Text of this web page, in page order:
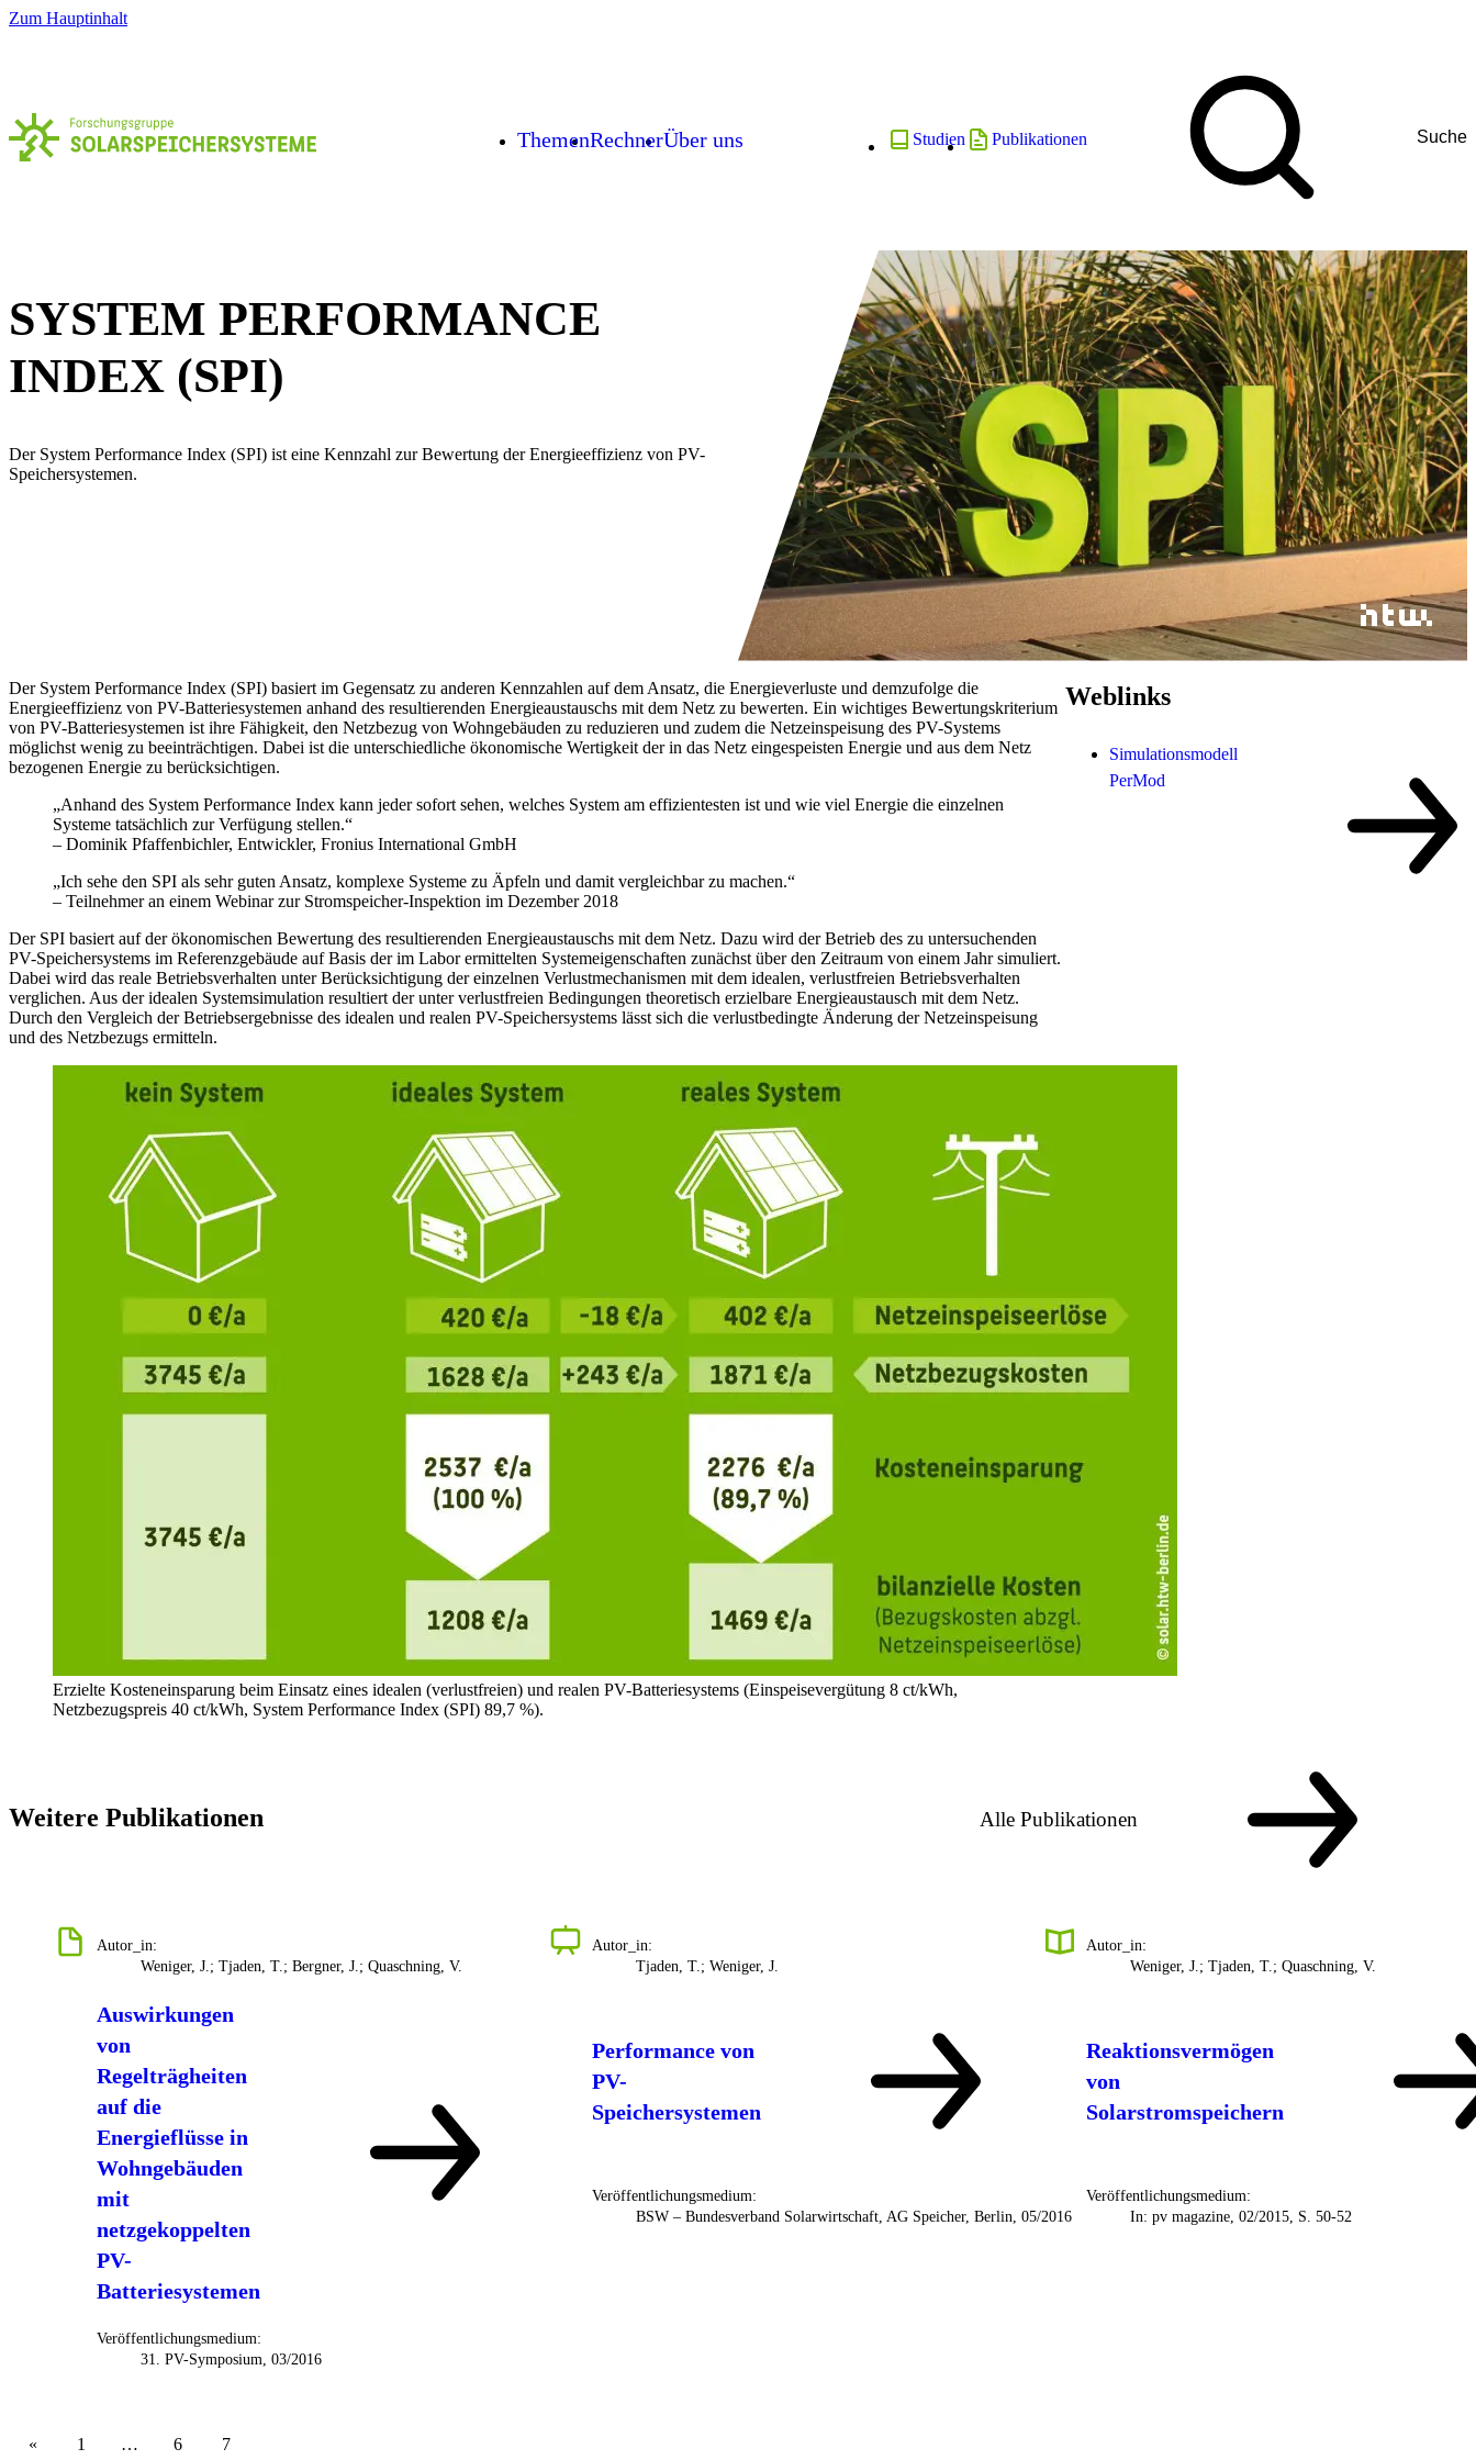
Zum Hauptinhalt
Suche
ThemenRechnerÜber uns Studien Publikationen
SYSTEM PERFORMANCE
INDEX (SPI)
Der System Performance Index (SPI) ist eine Kennzahl zur Bewertung der Energieeffizienz von PV-
Speichersystemen.
Der System Performance Index (SPI) basiert im Gegensatz zu anderen Kennzahlen auf dem Ansatz, die Energieverluste und demzufolge die
Energieeffizienz von PV-Batteriesystemen anhand des resultierenden Energieaustauschs mit dem Netz zu bewerten. Ein wichtiges Bewertungskriterium
von PV-Batteriesystemen ist ihre Fähigkeit, den Netzbezug von Wohngebäuden zu reduzieren und zudem die Netzeinspeisung des PV-Systems
möglichst wenig zu beeinträchtigen. Dabei ist die unterschiedliche ökonomische Wertigkeit der in das Netz eingespeisten Energie und aus dem Netz
bezogenen Energie zu berücksichtigen.
„Anhand des System Performance Index kann jeder sofort sehen, welches System am effizientesten ist und wie viel Energie die einzelnen
Systeme tatsächlich zur Verfügung stellen.“
– Dominik Pfaffenbichler, Entwickler, Fronius International GmbH
„Ich sehe den SPI als sehr guten Ansatz, komplexe Systeme zu Äpfeln und damit vergleichbar zu machen.“
– Teilnehmer an einem Webinar zur Stromspeicher-Inspektion im Dezember 2018
Der SPI basiert auf der ökonomischen Bewertung des resultierenden Energieaustauschs mit dem Netz. Dazu wird der Betrieb des zu untersuchenden
PV-Speichersystems im Referenzgebäude auf Basis der im Labor ermittelten Systemeigenschaften zunächst über den Zeitraum von einem Jahr simuliert.
Dabei wird das reale Betriebsverhalten unter Berücksichtigung der einzelnen Verlustmechanismen mit dem idealen, verlustfreien Betriebsverhalten
verglichen. Aus der idealen Systemsimulation resultiert der unter verlustfreien Bedingungen theoretisch erzielbare Energieaustausch mit dem Netz.
Durch den Vergleich der Betriebsergebnisse des idealen und realen PV-Speichersystems lässt sich die verlustbedingte Änderung der Netzeinspeisung
und des Netzbezugs ermitteln.
Erzielte Kosteneinsparung beim Einsatz eines idealen (verlustfreien) und realen PV-Batteriesystems (Einspeisevergütung 8 ct/kWh,
Netzbezugspreis 40 ct/kWh, System Performance Index (SPI) 89,7 %).
Weblinks
Simulationsmodell
PerMod
Weitere Publikationen
Autor_in:
Weniger, J.; Tjaden, T.; Bergner, J.; Quaschning, V.
Auswirkungen
von
Regelträgheiten
auf die
Energieflüsse in
Wohngebäuden
mit
netzgekoppelten
PV-
Batteriesystemen
Veröffentlichungsmedium:
31. PV-Symposium, 03/2016
Autor_in:
Tjaden, T.; Weniger, J.
Performance von
PV-
Speichersystemen
Veröffentlichungsmedium:
BSW – Bundesverband Solarwirtschaft, AG Speicher, Berlin, 05/2016
Autor_in:
Weniger, J.; Tjaden, T.; Quaschning, V.
Reaktionsvermögen
von
Solarstromspeichern
Veröffentlichungsmedium:
In: pv magazine, 02/2015, S. 50-52
1 … 6 7
Alle Publikationen